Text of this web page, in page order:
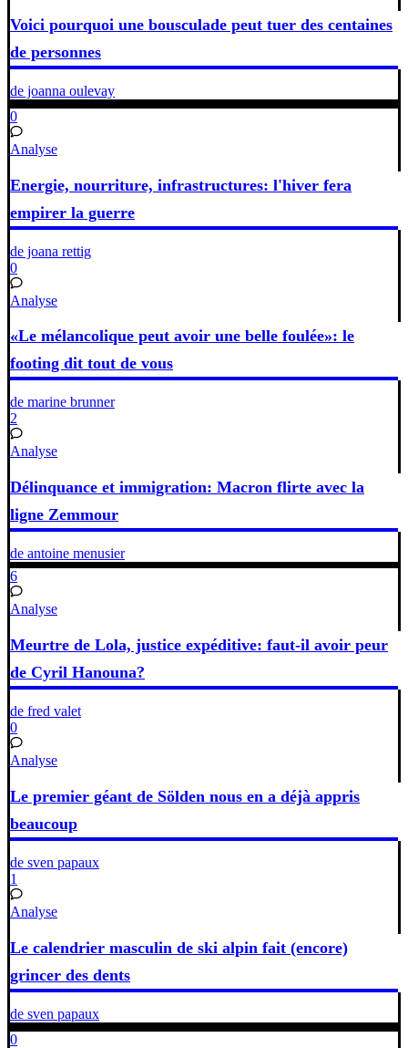
Voici pourquoi une bousculade peut tuer des centaines
de personnes
de joanna oulevay
0
Analyse
Energie, nourriture, infrastructures: l'hiver fera
empirer la guerre
de joana rettig
0
Analyse
«Le mélancolique peut avoir une belle foulée»: le
footing dit tout de vous
de marine brunner
2
Analyse
Délinquance et immigration: Macron flirte avec la
ligne Zemmour
de antoine menusier
6
Analyse
Meurtre de Lola, justice expéditive: faut-il avoir peur
de Cyril Hanouna?
de fred valet
0
Analyse
Le premier géant de Sölden nous en a déjà appris
beaucoup
de sven papaux
1
Analyse
Le calendrier masculin de ski alpin fait (encore)
grincer des dents
de sven papaux
0